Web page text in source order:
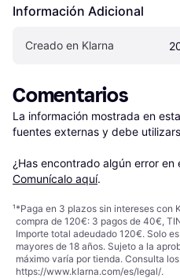
Información Adicional
Creado en Klarna
Comentarios
La información mostrada en
fuentes externas y debe
¿Has encontrado algún error en
Comunícalo aquí.
¹*Paga en 3 plazos sin intereses con
compra de 120€: 3 pagos de 40€,
Importe total adeudado 120€. Solo
mayores de 18 años. Sujeto a la
máximo varía por tienda. Consulta
https://www.klarna.com/es/legal/.